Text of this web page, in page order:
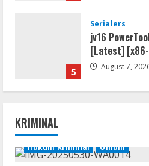
5
Serialers
jv16
[Latest]
August 7,
1
KRIMINAL
Hukum Kriminal Umum